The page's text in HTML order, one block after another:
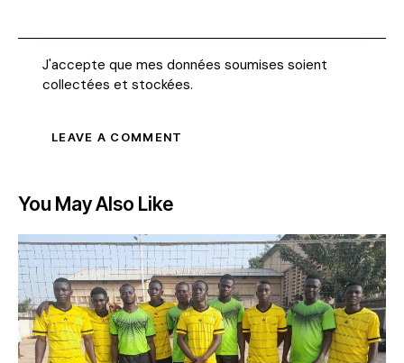
J'accepte que mes données soumises soient
collectées et stockées.
You May Also Like